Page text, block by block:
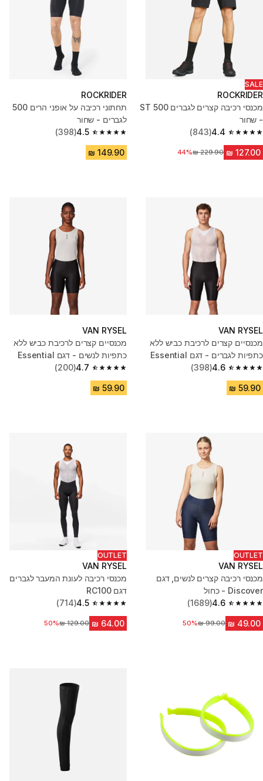
SALE
ROCKRIDER
מכנסי רכיבה קצרים לגברים ST 500
- שחור
4.4
4.4 out of 5 stars from 843 reviews
(843)
מחיר לפני הנחה
44%
ROCKRIDER
תחתוני רכיבה על אופני הרים 500
לגברים - שחור
4.5
4.5 out of 5 stars from 398 reviews
(398)
VAN RYSEL
מכנסיים קצרים לרכיבת כביש ללא
כתפיות לגברים - דגם Essential
4.6
4.6 out of 5 stars from 398 reviews
(398)
VAN RYSEL
מכנסיים קצרים לרכיבת כביש ללא
כתפיות לנשים - דגם Essential
4.7
4.7 out of 5 stars from 200 reviews
(200)
OUTLET
VAN RYSEL
מכנסי רכיבה קצרים לנשים, דגם
Discover - כחול
4.6
4.6 out of 5 stars from 1689 reviews
(1689)
מחיר לפני הנחה‏99.00 ₪
50%
OUTLET
VAN RYSEL
מכנסי רכיבה לעונת המעבר לגברים
דגם RC100
4.5
4.5 out of 5 stars from 714 reviews
(714)
מחיר לפני הנחה‏129.00 ₪
50%